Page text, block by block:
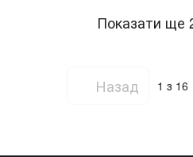
Показати ще
Назад 1 з 16